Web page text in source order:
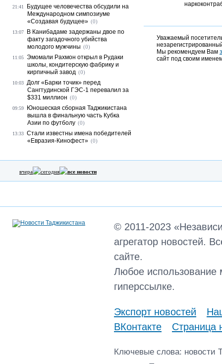
Уважаемый
Мы рекомендуем Вам
сайт под своим
21:41
Будущее человечества обсудили на
Международном симпозиуме
«Создавая будущее» (0)
13:07
В Канибадаме задержаны двое по
факту загадочного убийства
молодого мужчины (0)
11:05 Эмомали Рахмон открыл в Рудаки
школы, кондитерскую фабрику и
кирпичный завод (0)
10:03 Долг «Барки точик» перед
Сангтудинской ГЭС-1 перевалил за
$331 миллион (0)
09:59
Юношеская сборная Таджикистана
вышла в финальную часть Кубка
Азии по футболу (0)
13:33 Стали известны имена победителей
«Евразия-Кинофест» (0)
вчера сегодня все новости
© 2011-2023
агрегатор новостей.
сайте.
Любое использование
гиперссылке.
Экспорт новостей
ВКонтакте
Страница
Ключевые слова: новости